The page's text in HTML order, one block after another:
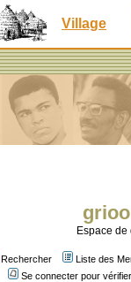
Village
Espace de
Rechercher Liste des
Se connecter pour